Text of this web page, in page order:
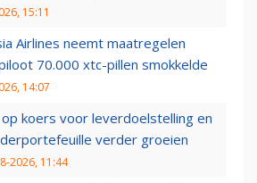
15:11
Airlines neemt maatregelen
70.000 xtc-pillen smokkelde
14:07
koers voor leverdoelstelling en
verder groeien
2026, 11:44